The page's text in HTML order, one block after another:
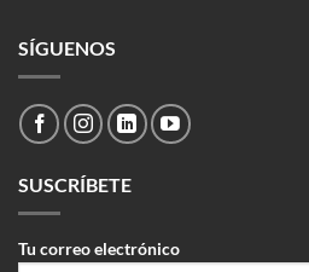
SÍGUENOS
SUSCRÍBETE
Tu correo electrónico